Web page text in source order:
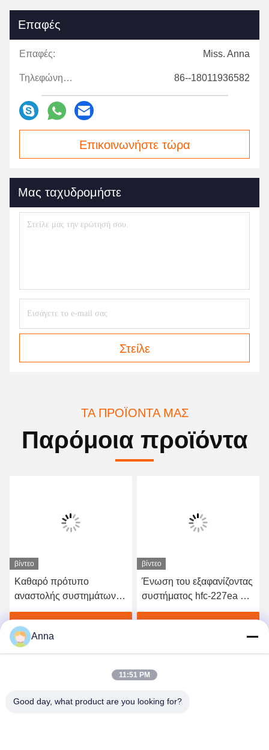
Επαφές
Επαφές: Miss. Anna
Τηλεφώνημα: 86--18011936582
Επικοινωνήστε τώρα
Μας ταχυδρομήστε
Στείλε
ΤΑ ΠΡΟΪΌΝΤΑ ΜΑΣ
Παρόμοια προϊόντα
βίντεο
Καθαρό πρότυπο
αναστολής συστημάτων
αιθουσών HFC 227ea
πυροσβυστικό 16L
Βρείτε την καλύτερη τιμή
βίντεο
Ένωση του εξαφανίζοντας
συστήματος hfc-227ea με
τον ηλεκτρικό
Anna
11:51 PM
Good day, what product are you looking for?